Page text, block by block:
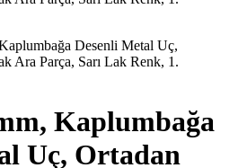
Kaplumbağa
Uç, Ortadan